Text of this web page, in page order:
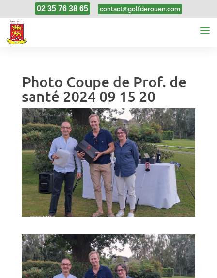
02 35 76 38 65 contact@golfderouen.com
Photo Coupe de Prof. de
santé 2024 09 15 20
21, Sep, 2024